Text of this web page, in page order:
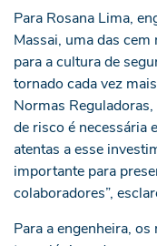
Para Rosana Lima,
Massai, uma das
para a cultura de
tornado cada vez
Normas
de risco é necessária
atentas a esse
importante para
colaboradores”,
Para a engenheira,